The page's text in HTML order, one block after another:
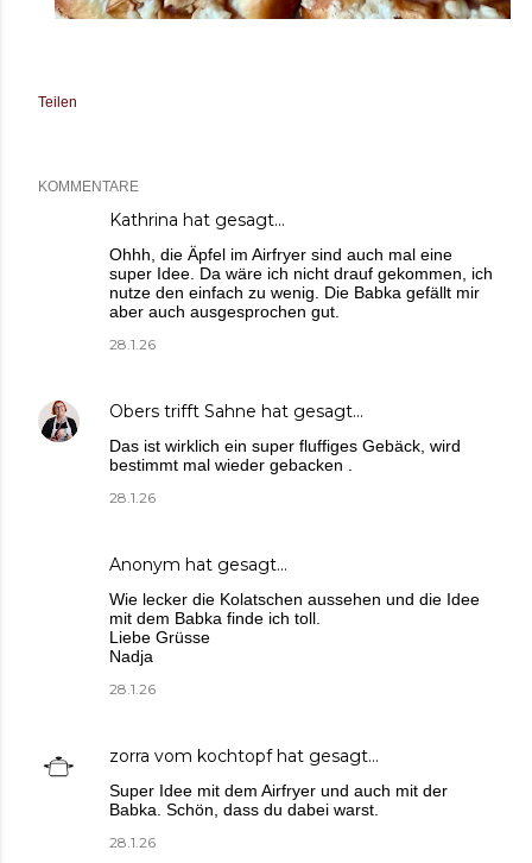
Teilen
KOMMENTARE
Kathrina hat gesagt…
Ohhh, die Äpfel im Airfryer sind auch mal eine
super Idee. Da wäre ich nicht drauf gekommen, ich
nutze den einfach zu wenig. Die Babka gefällt mir
aber auch ausgesprochen gut.
28.1.26
Obers trifft Sahne hat gesagt…
Das ist wirklich ein super fluffiges Gebäck, wird
bestimmt mal wieder gebacken .
28.1.26
Anonym hat gesagt…
Wie lecker die Kolatschen aussehen und die Idee
mit dem Babka finde ich toll.
Liebe Grüsse
Nadja
28.1.26
zorra vom kochtopfhat gesagt…
Super Idee mit dem Airfryer und auch mit der
Babka. Schön, dass du dabei warst.
28.1.26